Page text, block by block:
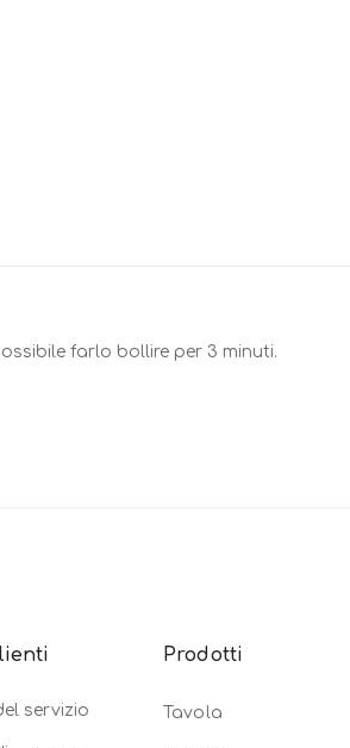
farlo bollire per 3 minuti.
servizio
Prodotti
Tavola